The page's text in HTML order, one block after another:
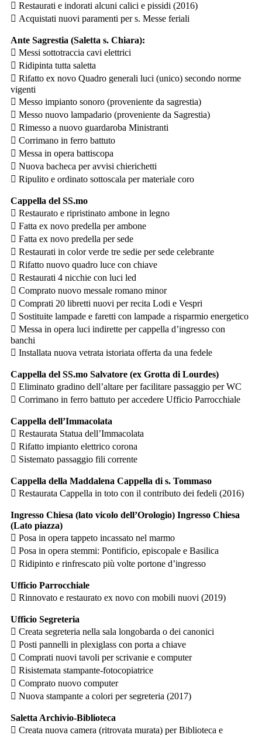
 Restaurati e indorati alcuni calici e pissidi (2016)
 Acquistati nuovi paramenti per s. Messe feriali
Ante Sagrestia (Saletta s. Chiara):
 Messi sottotraccia cavi elettrici
 Ridipinta tutta saletta
 Rifatto ex novo Quadro generali luci (unico) secondo norme
vigenti
 Messo impianto sonoro (proveniente da sagrestia)
 Messo nuovo lampadario (proveniente da Sagrestia)
 Rimesso a nuovo guardaroba Ministranti
 Corrimano in ferro battuto
 Messa in opera battiscopa
 Nuova bacheca per avvisi chierichetti
 Ripulito e ordinato sottoscala per materiale coro
Cappella del SS.mo
 Restaurato e ripristinato ambone in legno
 Fatta ex novo predella per ambone
 Fatta ex novo predella per sede
 Restaurati in color verde tre sedie per sede celebrante
 Rifatto nuovo quadro luce con chiave
 Restaurati 4 nicchie con luci led
 Comprato nuovo messale romano minor
 Comprati 20 libretti nuovi per recita Lodi e Vespri
 Sostituite lampade e faretti con lampade a risparmio energetico
 Messa in opera luci indirette per cappella d’ingresso con
banchi
 Installata nuova vetrata istoriata offerta da una fedele
Cappella del SS.mo Salvatore (ex Grotta di Lourdes)
 Eliminato gradino dell’altare per facilitare passaggio per WC
 Corrimano in ferro battuto per accedere Ufficio Parrocchiale
Cappella dell’Immacolata
 Restaurata Statua dell’Immacolata
 Rifatto impianto elettrico corona
 Sistemato passaggio fili corrente
Cappella della Maddalena Cappella di s. Tommaso
 Restaurata Cappella in toto con il contributo dei fedeli (2016)
Ingresso Chiesa (lato vicolo dell’Orologio) Ingresso Chiesa
(Lato piazza)
 Posa in opera tappeto incassato nel marmo
 Posa in opera stemmi: Pontificio, episcopale e Basilica
 Ridipinto e rinfrescato più volte portone d’ingresso
Ufficio Parrocchiale
 Rinnovato e restaurato ex novo con mobili nuovi (2019)
Ufficio Segreteria
 Creata segreteria nella sala longobarda o dei canonici
 Posti pannelli in plexiglass con porta a chiave
 Comprati nuovi tavoli per scrivanie e computer
 Risistemata stampante-fotocopiatrice
 Comprato nuovo computer
 Nuova stampante a colori per segreteria (2017)
Saletta Archivio-Biblioteca
 Creata nuova camera (ritrovata murata) per Biblioteca e